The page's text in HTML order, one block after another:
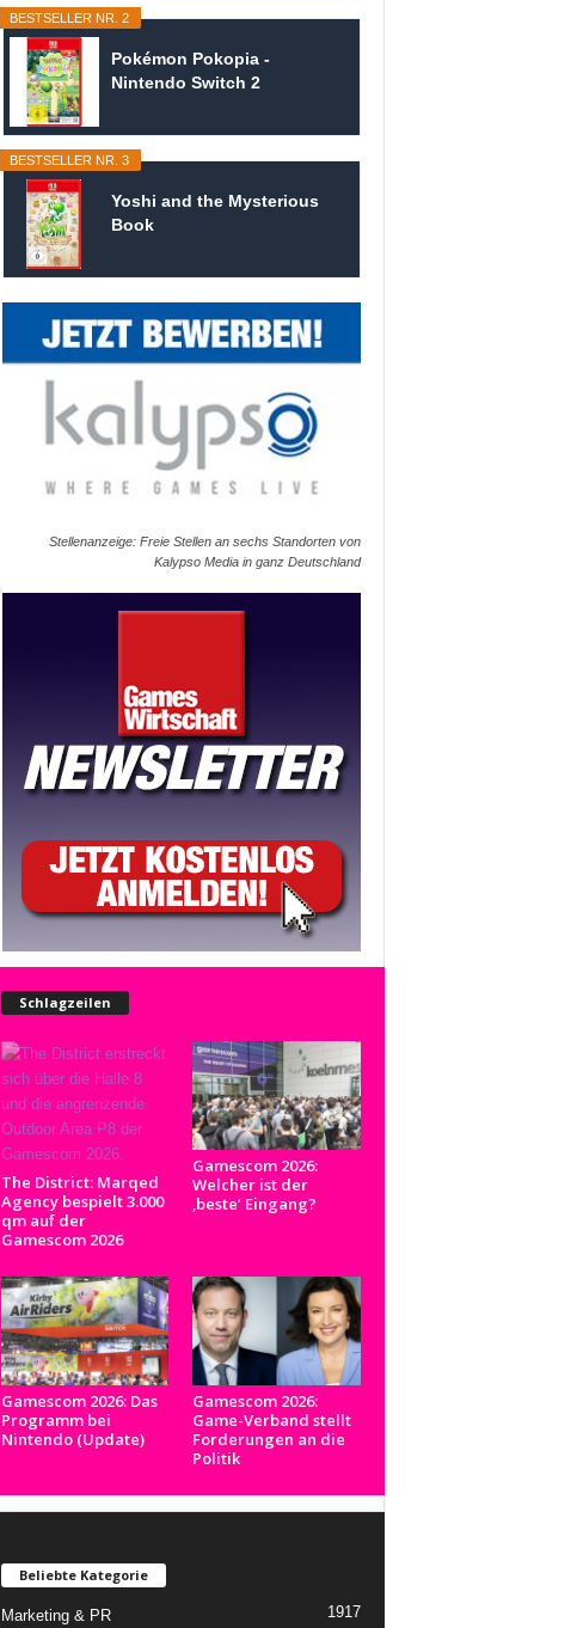
BESTSELLER NR. 2
Pokémon Pokopia -
Nintendo Switch 2
BESTSELLER NR. 3
Yoshi and the Mysterious
Book
Stellenanzeige: Freie Stellen an sechs Standorten von
Kalypso Media in ganz Deutschland
Schlagzeilen
The District: Marqed
Agency bespielt 3.000
qm auf der
Gamescom 2026
Gamescom 2026:
Welcher ist der
‚beste‘ Eingang?
Gamescom 2026: Das
Programm bei
Nintendo (Update)
Gamescom 2026:
Game-Verband stellt
Forderungen an die
Politik
Beliebte Kategorie
Marketing & PR 1917